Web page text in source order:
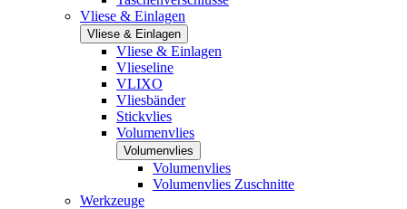
Vliese & Einlagen
Vliese & Einlagen
Vliese & Einlagen
Vlieseline
VLIXO
Vliesbänder
Stickvlies
Volumenvlies
Volumenvlies
Volumenvlies
Volumenvlies Zuschnitte
Werkzeuge